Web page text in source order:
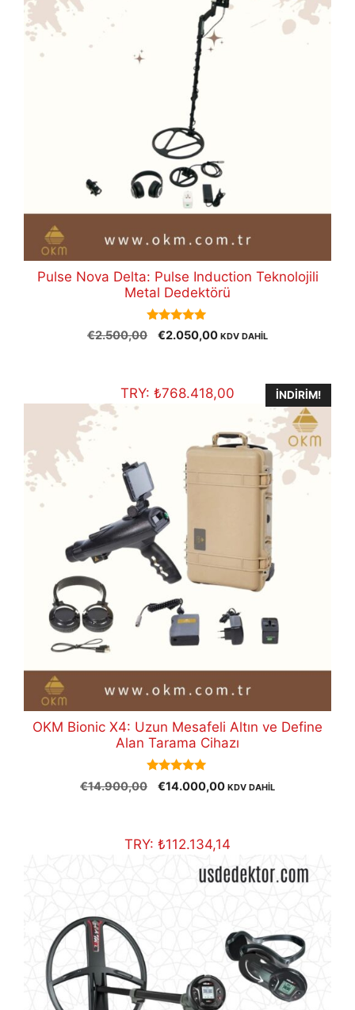
Pulse Nova Delta: Pulse Induction Teknolojili
Metal Dedektörü
5.00
out of 5
€2.500,00
Orijinal
€2.050,00Şu
€2.050,00.
KDV DAHİL
TRY: ₺768.418,00 İNDIRIM!
OKM Bionic X4: Uzun Mesafeli Altın ve Define
Alan Tarama Cihazı
5.00
out of 5
€14.900,00
Orijinal
€14.000,00Şu
€14.000,00.
KDV DAHİL
TRY: ₺112.134,14